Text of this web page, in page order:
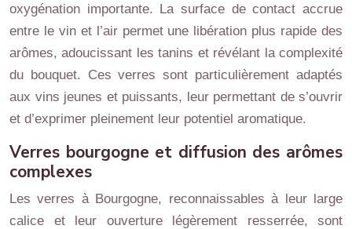
oxygénation importante. La surface de contact accrue
entre le vin et l’air permet une libération plus rapide des
arômes, adoucissant les tanins et révélant la complexité
du bouquet. Ces verres sont particulièrement adaptés
aux vins jeunes et puissants, leur permettant de s’ouvrir
et d’exprimer pleinement leur potentiel aromatique.
Verres bourgogne et diffusion des arômes
complexes
Les verres à Bourgogne, reconnaissables à leur large
calice et leur ouverture légèrement resserrée, sont